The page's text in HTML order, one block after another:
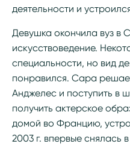
деятельности и
Девушка окончила вуз в
искусствоведение.
специальности, но вид
понравился. Сара
Анджелес и поступить в
получить актерское
домой во Францию,
2003 г. впервые снялась